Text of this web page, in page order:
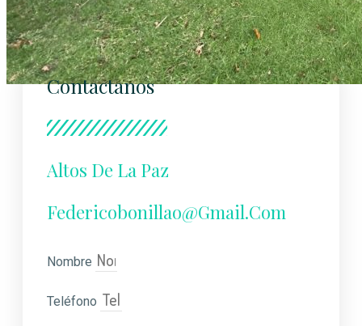
Contactanos
Altos De La Paz
Federicobonillao@gmail.com
Nombre
Teléfono